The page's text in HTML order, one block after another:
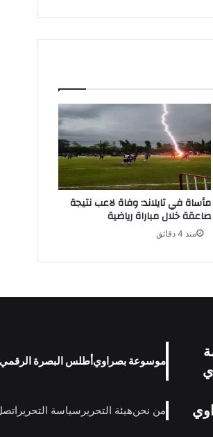
مأساة في تايلاند: وفاة لاعب نتيجة
صاعقة خلال مباراة رياضية
منذ 4 دقائق
موسوعة بصراويأطلس البصرة الرقمي
من نحنهيئة التحرير سياسة التحرير